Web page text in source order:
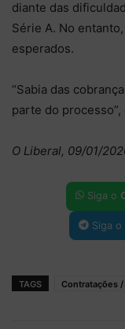
diante das
Série A. No
esperados.
“Sabia das
parte do
O Liberal, 09/01/
Siga o
Siga o
TAGS Contratações